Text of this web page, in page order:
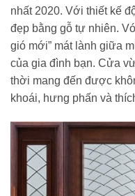
nhất 2020. Với thiết kế
đẹp bằng gỗ tự nhiên.
gió mới” mát lành giữa
của gia đình bạn. Cửa
thời mang đến được
khoái, hưng phấn và